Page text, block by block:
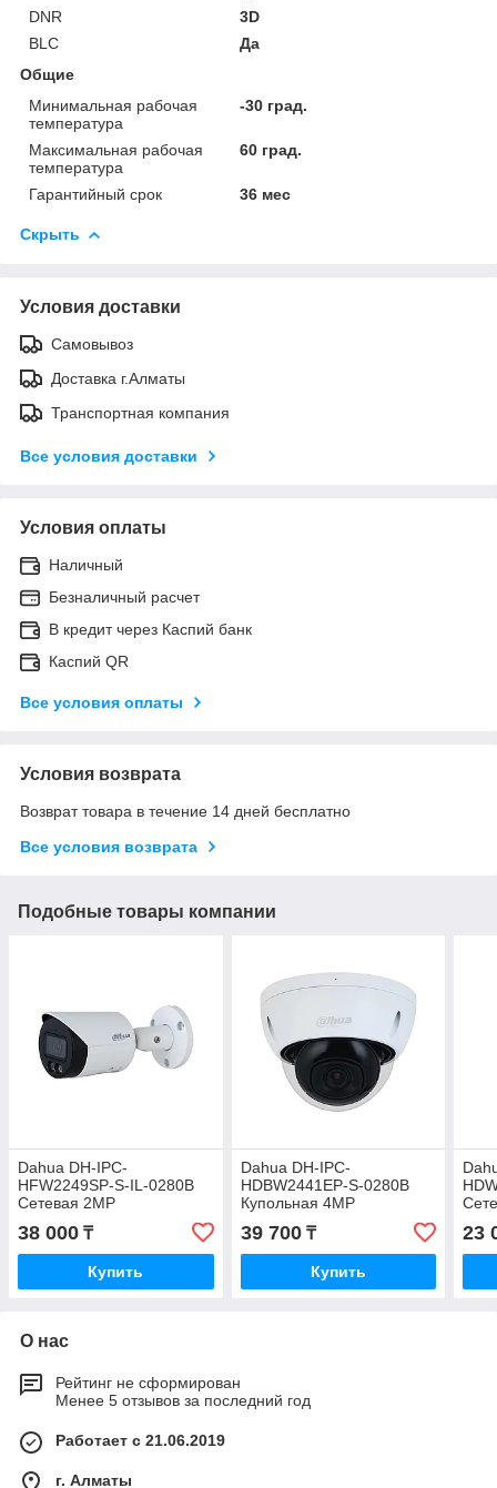
DNR
3D
BLC
Да
Общие
Минимальная рабочая
температура
-30 град.
Максимальная рабочая
температура
60 град.
Гарантийный срок 36 мес
Скрыть
Условия доставки
Самовывоз
Доставка г.Алматы
Транспортная компания
Все условия доставки
Условия оплаты
Наличный
Безналичный расчет
В кредит через Каспий банк
Каспий QR
Все условия оплаты
Условия возврата
Возврат товара в течение 14 дней бесплатно
Все условия возврата
Подобные товары компании
Dahua DH-IPC-
HFW2249SP-S-IL-0280B
Сетевая 2MP
видеокамера
38 000 ₸
Купить
Dahua DH-IPC-
HDBW2441EP-S-0280B
Купольная 4MP
видеокамера
39 700₸
Купить
23
О нас
Рейтинг не сформирован
Менее 5 отзывов за последний год
Работает с 21.06.2019
г. Алматы